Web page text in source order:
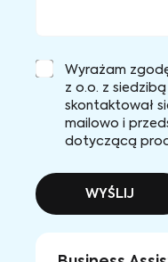
Wyrażam
z o.o. z
skontaktował
mailowo i
dotyczącą
WYŚLIJ